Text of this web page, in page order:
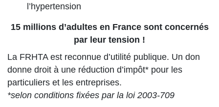
l’hypertension
15 millions d’adultes en France sont concernés
par leur tension !
La FRHTA est reconnue d’utilité publique. Un don
donne droit à une réduction d’impôt* pour les
particuliers et les entreprises.
*selon conditions fixées par la loi 2003-709